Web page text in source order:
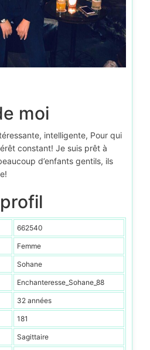
moi
intelligente, Pour qui
constant! Je suis prêt à
d’enfants gentils, ils
662540
Femme
Sohane
Enchanteresse_Sohane_88
32 années
181
Sagittaire